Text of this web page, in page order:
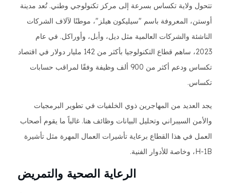
تتحول ولاية تكساس بسرعة إلى مركز تكنولوجي وطني. تُعد مدينة
أوستن، المعروفة باسم "سيليكون هيلز"، موطنًا لآلاف الشركات
الناشئة والشركات العالمية مثل ديل، وأبل، وأوراكل. في عام
2023، ساهم قطاع التكنولوجيا بأكثر من 142 مليار دولار في اقتصاد
تكساس ودعم أكثر من 900 ألف وظيفة وفقًا لمراقب حسابات
تكساس.
يجد العديد من المهاجرين ذوي الخلفيات في تطوير البرمجيات
والأمن السيبراني وتحليل البيانات وظائف هنا. غالباً ما يقوم أصحاب
العمل في هذا القطاع برعاية تأشيرات العمال المهرة مثل تأشيرة
H-1B، وخاصة للأدوار الفنية.
الرعاية الصحية والتمريض